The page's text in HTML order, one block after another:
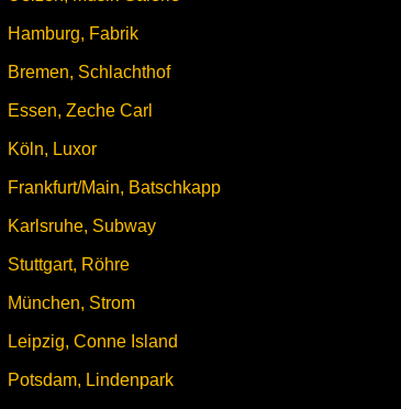
Hamburg, Fabrik
Bremen, Schlachthof
Essen, Zeche Carl
Köln, Luxor
Frankfurt/Main, Batschkapp
Karlsruhe, Subway
Stuttgart, Röhre
München, Strom
Leipzig, Conne Island
Potsdam, Lindenpark